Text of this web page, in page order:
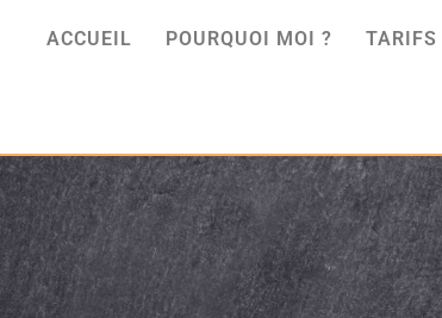
ACCUEIL POURQUOI MOI ? TARIFS